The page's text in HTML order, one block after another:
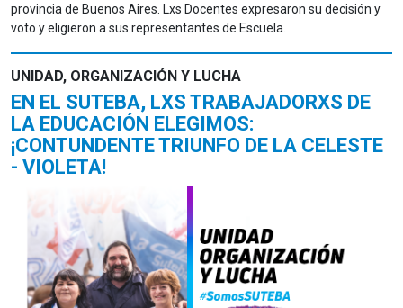
provincia de Buenos Aires. Lxs Docentes expresaron su decisión y
voto y eligieron a sus representantes de Escuela.
UNIDAD, ORGANIZACIÓN Y LUCHA
EN EL SUTEBA, LXS TRABAJADORXS DE
LA EDUCACIÓN ELEGIMOS:
¡CONTUNDENTE TRIUNFO DE LA CELESTE
- VIOLETA!